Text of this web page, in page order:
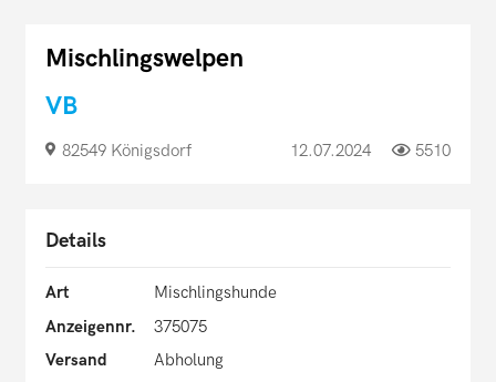
Mischlingswelpen
VB
82549 Königsdorf 12.07.2024 5510
Details
Art
Mischlingshunde
Anzeigennr.
375075
Versand
Abholung